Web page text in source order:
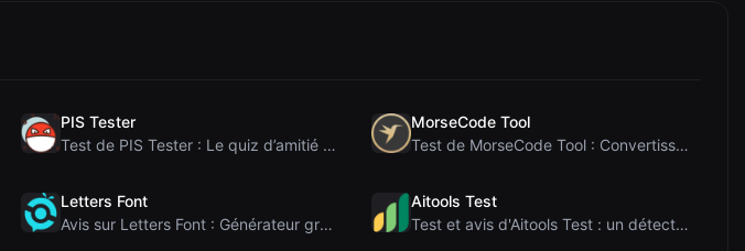
PIS Tester
Test de PIS Tester : Le quiz d’amitié sans IA qui ...
MorseCode Tool
Test de MorseCode Tool : Convertisseur en ligne gr...
Letters Font
Avis sur Letters Font : Générateur gratuit de poli...
Aitools Test
Test et avis d'Aitools Test : un détecteur d'IA gr...